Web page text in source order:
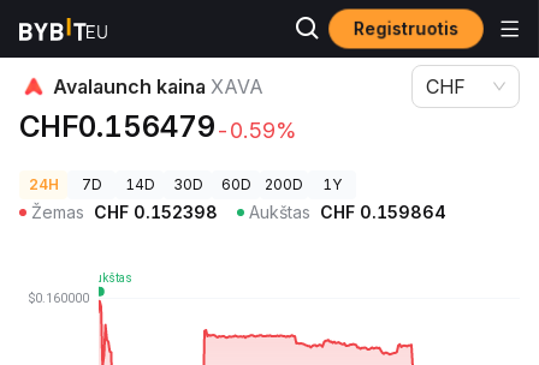
Registruotis
Kriptovaliutų kainos Avalaunch kaina XAVA
Avalaunch kaina XAVA
CHF0.156479-0.59%
CHF
24H 7D 14D 30D 60D 200D 1Y
Žemas CHF 0.152398 Aukštas CHF 0.159864